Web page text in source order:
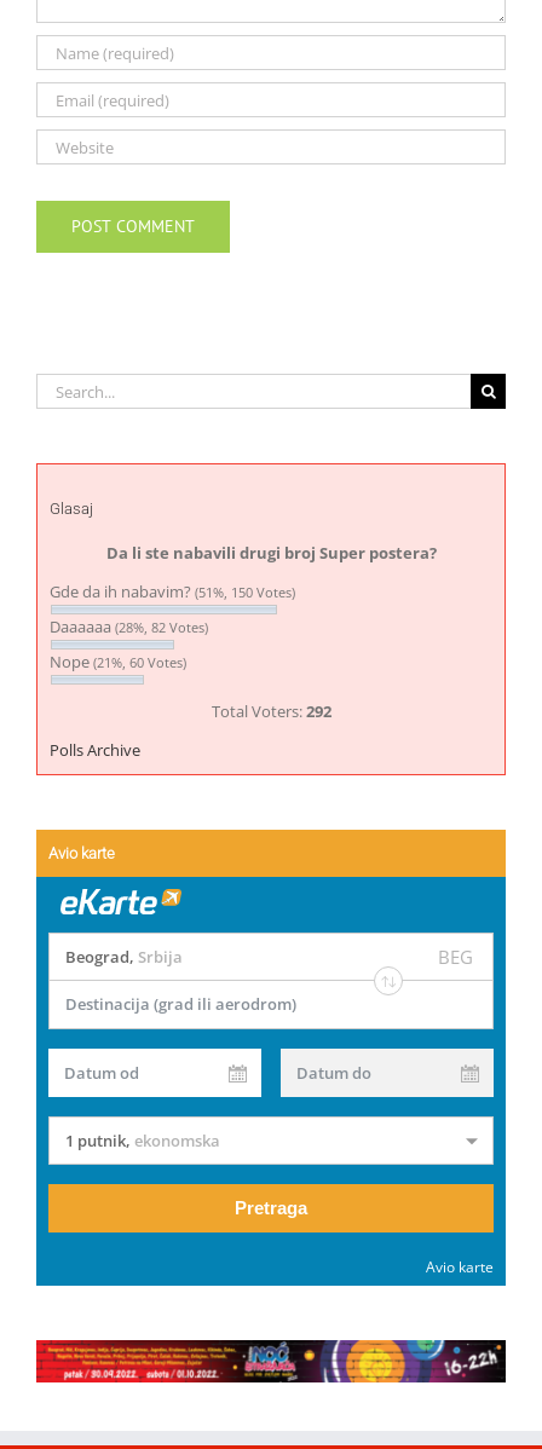
Search
for:
Glasaj
Da li ste nabavili drugi broj Super postera?
Gde da ih nabavim? (51%, 150 Votes)
Daaaaaa (28%, 82 Votes)
Nope (21%, 60 Votes)
Total Voters:292
Polls Archive
Avio karte
Beograd, Srbija BEG
Destinacija (grad ili aerodrom)
Datum od Datum do
1 putnik, ekonomska
Pretraga
Avio karte